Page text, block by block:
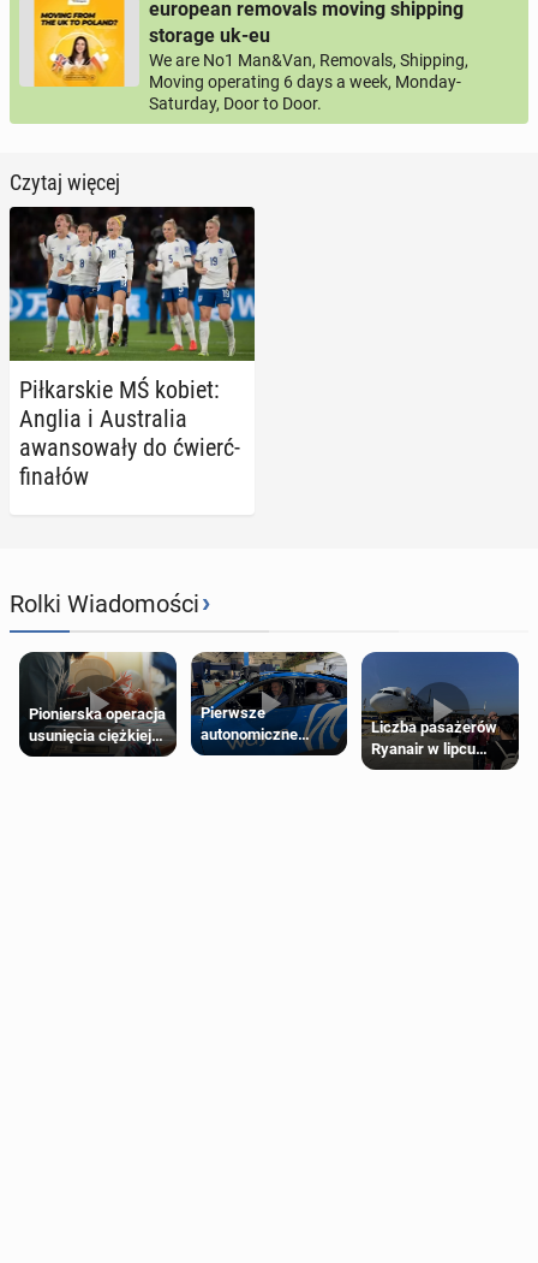
european removals moving shipping
storage uk-eu
We are No1 Man&Van, Removals, Shipping,
Moving operating 6 days a week, Monday-
Saturday, Door to Door.
Czytaj więcej
Pił­kar­skie MŚ kobiet:
Anglia i Au­stra­lia
awan­so­wa­ły do ćwierć­
fi­na­łów
Rolki Wiadomości›
Pionierska operacja
usunięcia ciężkiej
wady wrodzonej
Pierwsze
autonomiczne
Ubery pojawią się
Liczba pasażerów
Ryanair w lipcu
pobiła rekord